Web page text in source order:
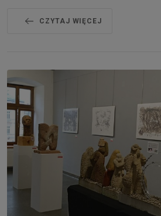
CZYTAJ WIĘCEJ